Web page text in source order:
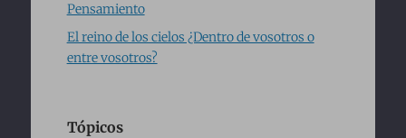
Pensamiento
El reino de los cielos ¿Dentro de vosotros o
entre vosotros?
Tópicos